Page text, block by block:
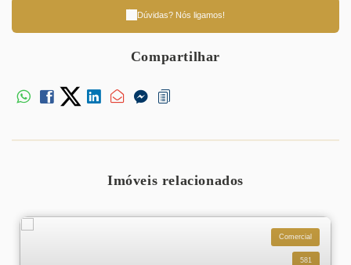
Dúvidas? Nós ligamos!
Compartilhar
Imóveis relacionados
Comercial
581